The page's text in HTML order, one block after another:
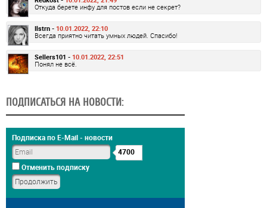
Откуда берете инфу для постов если не секрет?
Ilstrn - 10.01.2022, 22:10
Всегда приятно читать умных людей. Спасибо!
Sellers101 - 10.01.2022, 22:51
Понял не всё.
ПОДПИСАТЬСЯ НА НОВОСТИ:
Подписка по E-Mail - новости
4700
Отменить подписку